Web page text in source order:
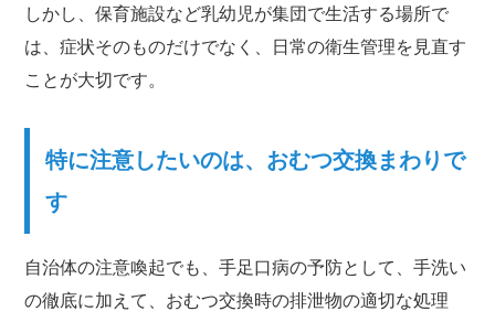
しかし、保育施設など乳幼児が集団で生活する場所で
は、症状そのものだけでなく、日常の衛生管理を見直す
ことが大切です。
特に注意したいのは、おむつ交換まわりで
す
自治体の注意喚起でも、手足口病の予防として、手洗い
の徹底に加えて、おむつ交換時の排泄物の適切な処理